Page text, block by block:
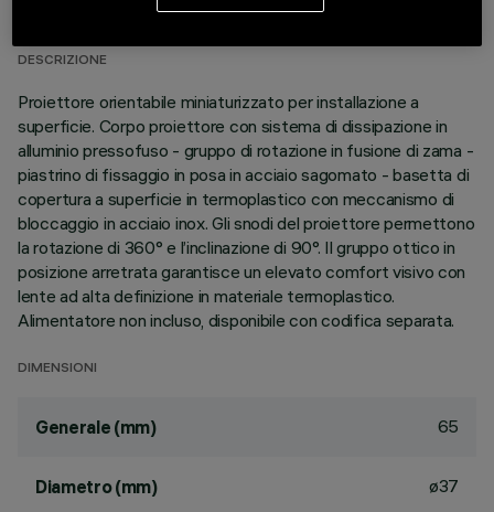
DESCRIZIONE
Proiettore orientabile miniaturizzato per installazione a
superficie. Corpo proiettore con sistema di dissipazione in
alluminio pressofuso - gruppo di rotazione in fusione di zama -
piastrino di fissaggio in posa in acciaio sagomato - basetta di
copertura a superficie in termoplastico con meccanismo di
bloccaggio in acciaio inox. Gli snodi del proiettore permettono
la rotazione di 360° e l’inclinazione di 90°. Il gruppo ottico in
posizione arretrata garantisce un elevato comfort visivo con
lente ad alta definizione in materiale termoplastico.
Alimentatore non incluso, disponibile con codifica separata.
DIMENSIONI
Generale (mm) 65
Diametro (mm) ø37